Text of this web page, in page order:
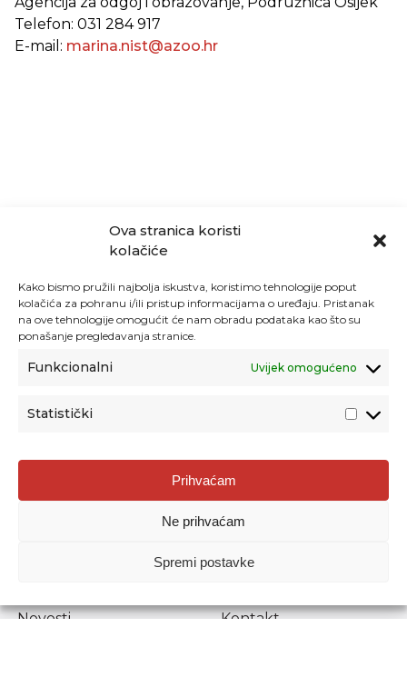
Ova stranica koristi
kolačiće
Kako bismo pružili najbolja iskustva, koristimo tehnologije poput
kolačića za pohranu i/ili pristup informacijama o uređaju. Pristanak
na ove tehnologije omogućit će nam obradu podataka kao što su
ponašanje pregledavanja stranice.
Funkcionalni Uvijek omogućeno
Statistički
Prihvaćam
Ne prihvaćam
Spremi postavke
Telefon: 031 284 917
E-mail: marina.nist@azoo.hr
Agencija za odgoj i obrazovanje
Donje Svetice 38, 10000 Zagreb
1778129
Prenošenje sadržaja dopušteno je uz navođenje izvora.
Novosti
Kontakt